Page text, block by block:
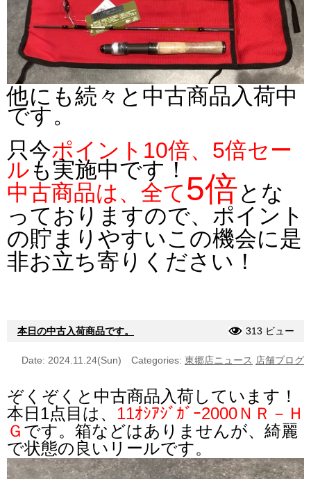
他にも続々と中古商品入荷中
です。
只今ポイント10倍、5倍セー
ルも実施中です！
中古商品は、全て5倍とな
っておりますので、ポイント
の貯まりやすいこの機会に是
非お立ち寄りください！
本日の中古入荷商品です。 313 ビュー
Date: 2024.11.24(Sun) Categories: 東郷店ニュース 店舗ブログ
ぞくぞくと中古商品入荷しています！
本日1点目は、 11ｵｼｱｼﾞｶﾞｰ2000ＮＲ－Ｈ
Ｇ です。 箱などはありませんが、綺麗
で状態の良いリールです。